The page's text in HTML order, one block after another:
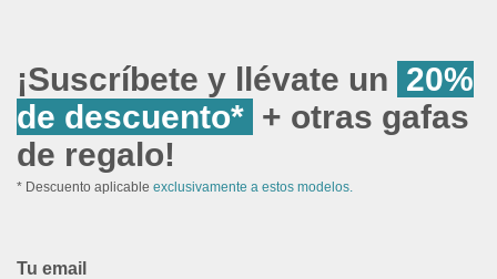
¡Suscríbete y llévate un 20%
de descuento* + otras gafas
de regalo!
* Descuento aplicable exclusivamente a estos modelos.
Tu email